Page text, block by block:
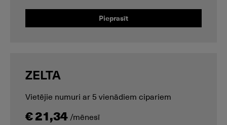
Pieprasīt
ZELTA
Vietējie numuri ar 5 vienādiem cipariem
€ 21,34 /mēnesī